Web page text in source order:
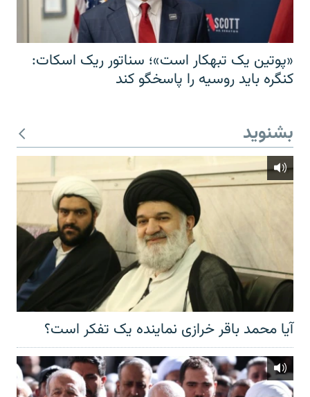
«پوتین یک تبهکار است»؛ سناتور ریک اسکات:
کنگره باید روسیه را پاسخگو کند
بشنوید
آیا محمد باقر خرازی نماینده یک تفکر است؟